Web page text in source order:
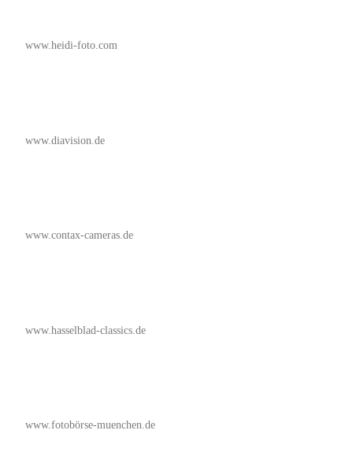
www.heidi-foto.com
www.diavision.de
www.contax-cameras.de
www.hasselblad-classics.de
www.fotobörse-muenchen.de